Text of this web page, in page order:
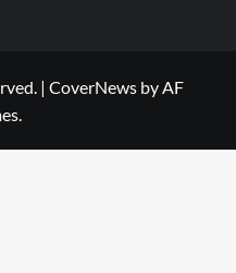
| CoverNews by AF